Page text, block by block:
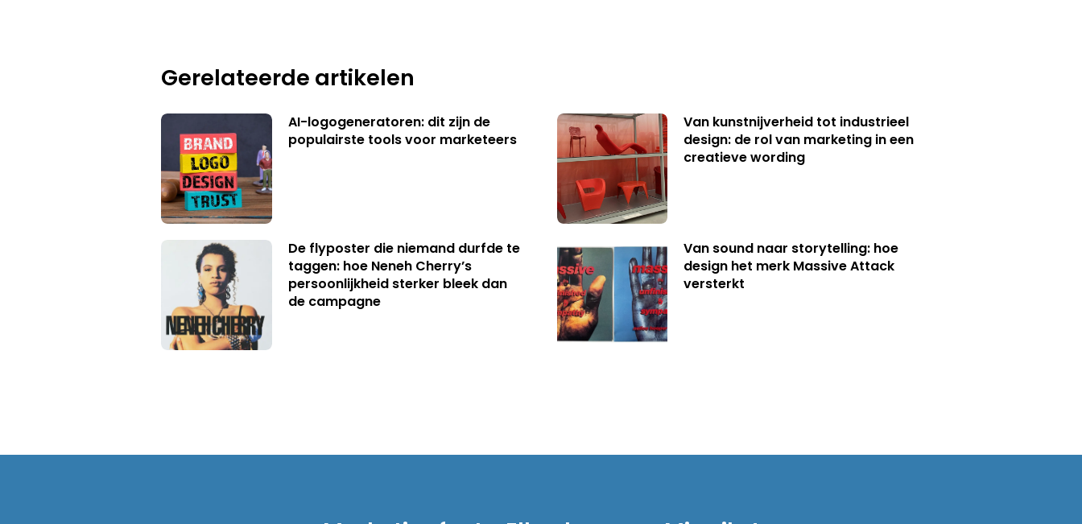
Gerelateerde artikelen
AI-logogeneratoren: dit zijn de
populairste tools voor marketeers
Van kunstnijverheid tot industrieel
design: de rol van marketing in een
creatieve wording
De flyposter die niemand durfde te
taggen: hoe Neneh Cherry’s
persoonlijkheid sterker bleek dan
de campagne
Van sound naar storytelling: hoe
design het merk Massive Attack
versterkt